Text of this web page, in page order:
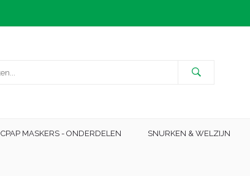
CPAP MASKERS - ONDERDELEN SNURKEN & WELZIJN